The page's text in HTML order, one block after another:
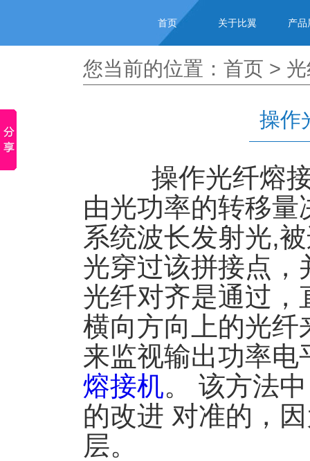
首页 关于比翼 产品
您当前的位置： 首页 >
操作
操作光纤熔
由光功率的转移
系统波长发射光,
光穿过该拼接点
光纤对齐是通过
横向方向上的光纤
来监视输出功率
熔接机。 该方法
的改进 对准的，
层。